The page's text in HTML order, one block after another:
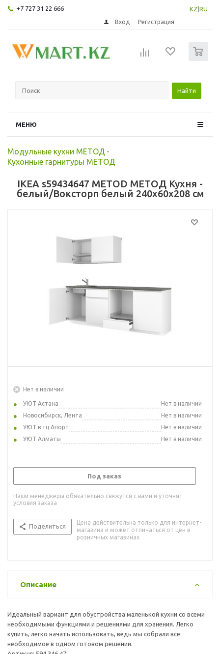
+7 727 31 22 666 KZ RU
Вход Регистрация
Найти
МЕНЮ
Модульные кухни МЕТОД -
Кухонные гарнитуры МЕТОД
IKEA s59434647 METOD МЕТОД Кухня -
белый/Воксторп белый 240x60x208 см
Нет в наличии
УЮТ Астана
Нет в наличии
Новосибирск, Лента
Нет в наличии
УЮТ в тц Апорт
Нет в наличии
УЮТ Алматы
Нет в наличии
Под заказ
Наши менеджеры обязательно свяжутся с вами и уточнят
условия заказа
Поделиться
Цена действительна только для интернет-
магазина и может отличаться от цен в
розничных магазинах
Описание
Идеальный вариант для обустройства маленькой кухни со всеми
необходимыми функциями и решениями для хранения. Легко
купить, легко начать использовать, ведь мы собрали все
необходимое в одном готовом решении.